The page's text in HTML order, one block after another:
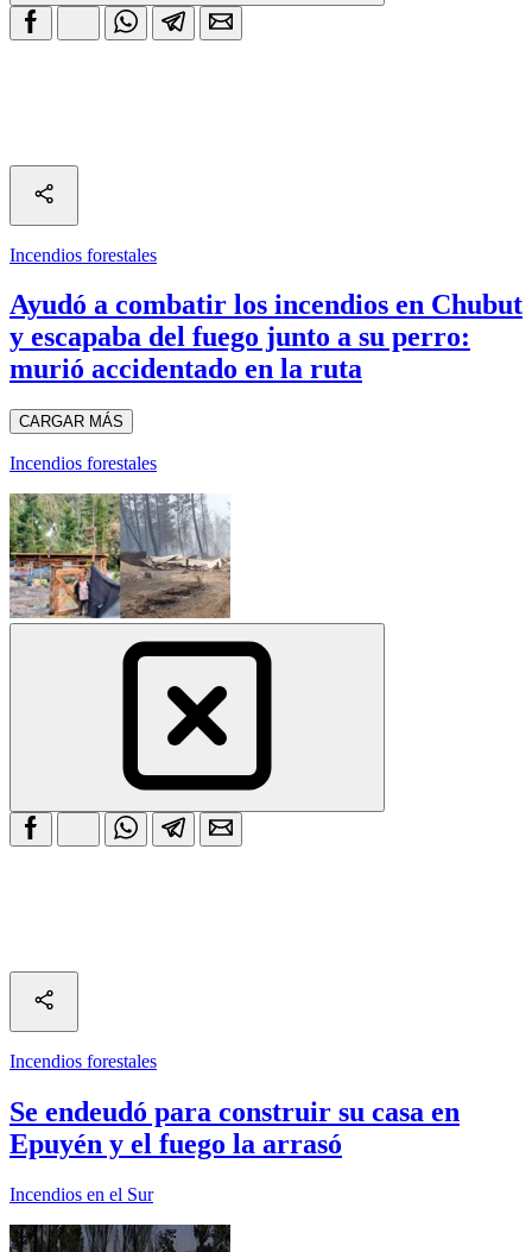
Incendios forestales
Ayudó a combatir los incendios en Chubut
y escapaba del fuego junto a su perro:
murió accidentado en la ruta
CARGAR MÁS
Incendios forestales
Incendios forestales
Se endeudó para construir su casa en
Epuyén y el fuego la arrasó
Incendios en el Sur